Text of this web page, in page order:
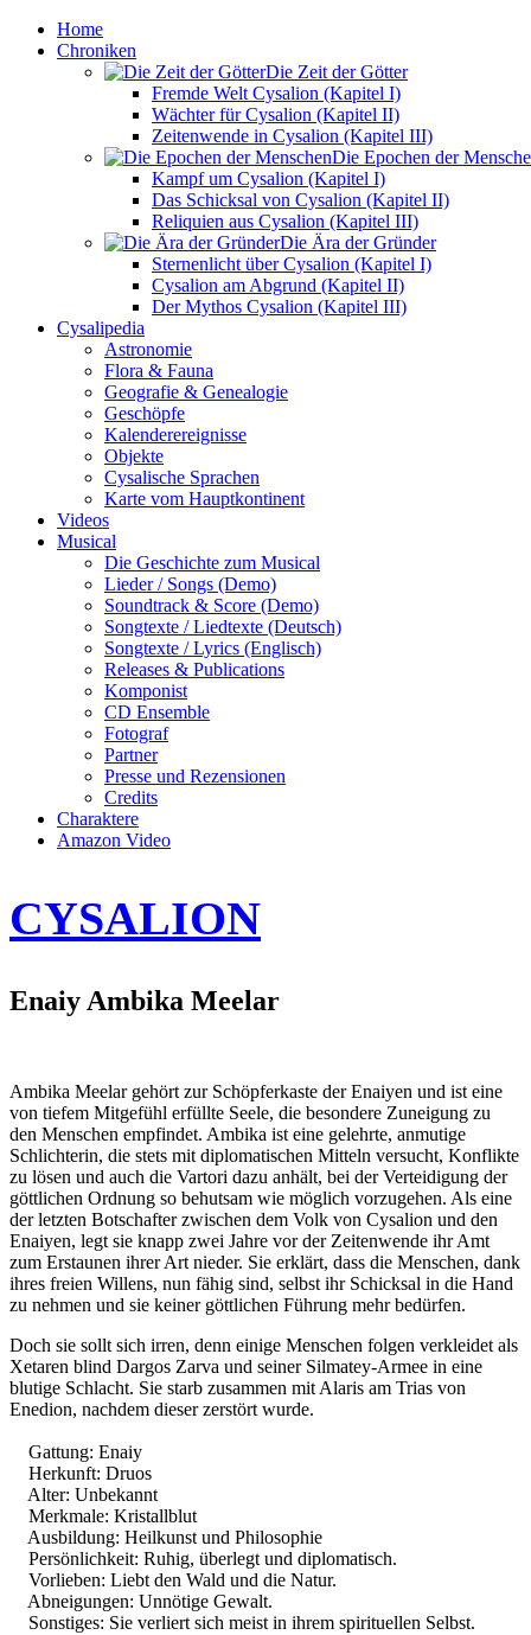
Home
Chroniken
Die Zeit der Götter
Fremde Welt Cysalion (Kapitel I)
Wächter für Cysalion (Kapitel II)
Zeitenwende in Cysalion (Kapitel III)
Die Epochen der
Kampf um Cysalion (Kapitel I)
Das Schicksal von Cysalion (Kapitel II)
Reliquien aus Cysalion (Kapitel III)
Die Ära der Gründer
Sternenlicht über Cysalion (Kapitel I)
Cysalion am Abgrund (Kapitel II)
Der Mythos Cysalion (Kapitel III)
Cysalipedia
Astronomie
Flora & Fauna
Geografie & Genealogie
Geschöpfe
Kalenderereignisse
Objekte
Cysalische Sprachen
Karte vom Hauptkontinent
Videos
Musical
Die Geschichte zum Musical
Lieder / Songs (Demo)
Soundtrack & Score (Demo)
Songtexte / Liedtexte (Deutsch)
Songtexte / Lyrics (Englisch)
Releases & Publications
Komponist
CD Ensemble
Fotograf
Partner
Presse und Rezensionen
Credits
Charaktere
Amazon Video
CYSALION
Enaiy Ambika Meelar
Ambika Meelar gehört zur Schöpferkaste der Enaiyen und ist eine
von tiefem Mitgefühl erfüllte Seele, die besondere Zuneigung zu
den Menschen empfindet. Ambika ist eine gelehrte, anmutige
Schlichterin, die stets mit diplomatischen Mitteln versucht, Konflikte
zu lösen und auch die Vartori dazu anhält, bei der Verteidigung der
göttlichen Ordnung so behutsam wie möglich vorzugehen. Als eine
der letzten Botschafter zwischen dem Volk von Cysalion und den
Enaiyen, legt sie knapp zwei Jahre vor der Zeitenwende ihr Amt
zum Erstaunen ihrer Art nieder. Sie erklärt, dass die Menschen, dank
ihres freien Willens, nun fähig sind, selbst ihr Schicksal in die Hand
zu nehmen und sie keiner göttlichen Führung mehr bedürfen.
Doch sie sollt sich irren, denn einige Menschen folgen verkleidet als
Xetaren blind Dargos Zarva und seiner Silmatey-Armee in eine
blutige Schlacht. Sie starb zusammen mit Alaris am Trias von
Enedion, nachdem dieser zerstört wurde.
Gattung: Enaiy
Herkunft: Druos
Alter: Unbekannt
Merkmale: Kristallblut
Ausbildung: Heilkunst und Philosophie
Persönlichkeit: Ruhig, überlegt und diplomatisch.
Vorlieben: Liebt den Wald und die Natur.
Abneigungen: Unnötige Gewalt.
Sonstiges: Sie verliert sich meist in ihrem spirituellen Selbst.